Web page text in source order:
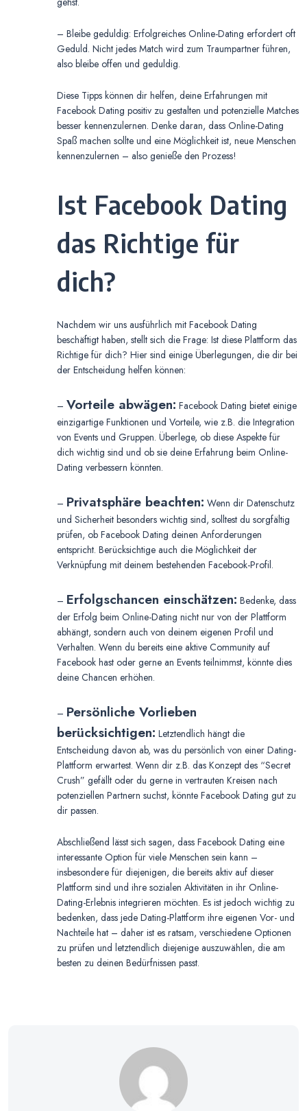
– Bleibe geduldig: Erfolgreiches Online-Dating erfordert oft
Geduld. Nicht jedes Match wird zum Traumpartner führen,
also bleibe offen und geduldig.
Diese Tipps können dir helfen, deine Erfahrungen mit
Facebook Dating positiv zu gestalten und potenzielle Matches
besser kennenzulernen. Denke daran, dass Online-Dating
Spaß machen sollte und eine Möglichkeit ist, neue Menschen
kennenzulernen – also genieße den Prozess!
Ist Facebook Dating
das Richtige für
dich?
Nachdem wir uns ausführlich mit Facebook Dating
beschäftigt haben, stellt sich die Frage: Ist diese Plattform das
Richtige für dich? Hier sind einige Überlegungen, die dir bei
der Entscheidung helfen können:
– Vorteile abwägen: Facebook Dating bietet einige
einzigartige Funktionen und Vorteile, wie z.B. die Integration
von Events und Gruppen. Überlege, ob diese Aspekte für
dich wichtig sind und ob sie deine Erfahrung beim Online-
Dating verbessern könnten.
– Privatsphäre beachten: Wenn dir Datenschutz
und Sicherheit besonders wichtig sind, solltest du sorgfältig
prüfen, ob Facebook Dating deinen Anforderungen
entspricht. Berücksichtige auch die Möglichkeit der
Verknüpfung mit deinem bestehenden Facebook-Profil.
– Erfolgschancen einschätzen: Bedenke, dass
der Erfolg beim Online-Dating nicht nur von der Plattform
abhängt, sondern auch von deinem eigenen Profil und
Verhalten. Wenn du bereits eine aktive Community auf
Facebook hast oder gerne an Events teilnimmst, könnte dies
deine Chancen erhöhen.
– Persönliche Vorlieben
berücksichtigen: Letztendlich hängt die
Entscheidung davon ab, was du persönlich von einer Dating-
Plattform erwartest. Wenn dir z.B. das Konzept des “Secret
Crush” gefällt oder du gerne in vertrauten Kreisen nach
potenziellen Partnern suchst, könnte Facebook Dating gut zu
dir passen.
Abschließend lässt sich sagen, dass Facebook Dating eine
interessante Option für viele Menschen sein kann –
insbesondere für diejenigen, die bereits aktiv auf dieser
Plattform sind und ihre sozialen Aktivitäten in ihr Online-
Dating-Erlebnis integrieren möchten. Es ist jedoch wichtig zu
bedenken, dass jede Dating-Plattform ihre eigenen Vor- und
Nachteile hat – daher ist es ratsam, verschiedene Optionen
zu prüfen und letztendlich diejenige auszuwählen, die am
besten zu deinen Bedürfnissen passt.